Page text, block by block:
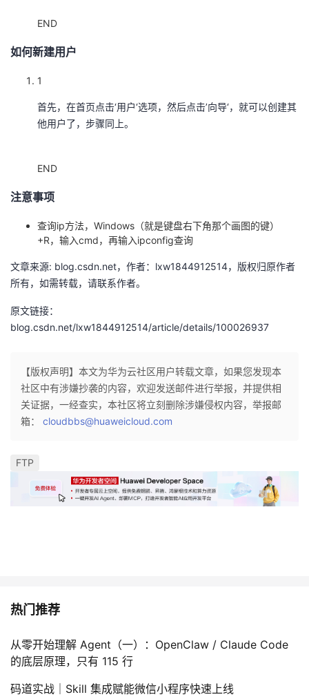
END
如何新建用户
1
首先，在首页点击‘用户‘选项，然后点击’向导‘，就可以创建其
他用户了，步骤同上。
END
注意事项
查询ip方法，Windows（就是键盘右下角那个画图的键）
+R，输入cmd，再输入ipconfig查询
文章来源: blog.csdn.net，作者：lxw1844912514，版权归原作者
所有，如需转载，请联系作者。
原文链接：
blog.csdn.net/lxw1844912514/article/details/100026937
【版权声明】本文为华为云社区用户转载文章，如果您发现本
社区中有涉嫌抄袭的内容，欢迎发送邮件进行举报，并提供相
关证据，一经查实，本社区将立刻删除涉嫌侵权内容，举报邮
箱： cloudbbs@huaweicloud.com
FTP
热门推荐
从零开始理解 Agent（一）：OpenClaw / Claude Code
的底层原理，只有 115 行
码道实战｜Skill 集成赋能微信小程序快速上线